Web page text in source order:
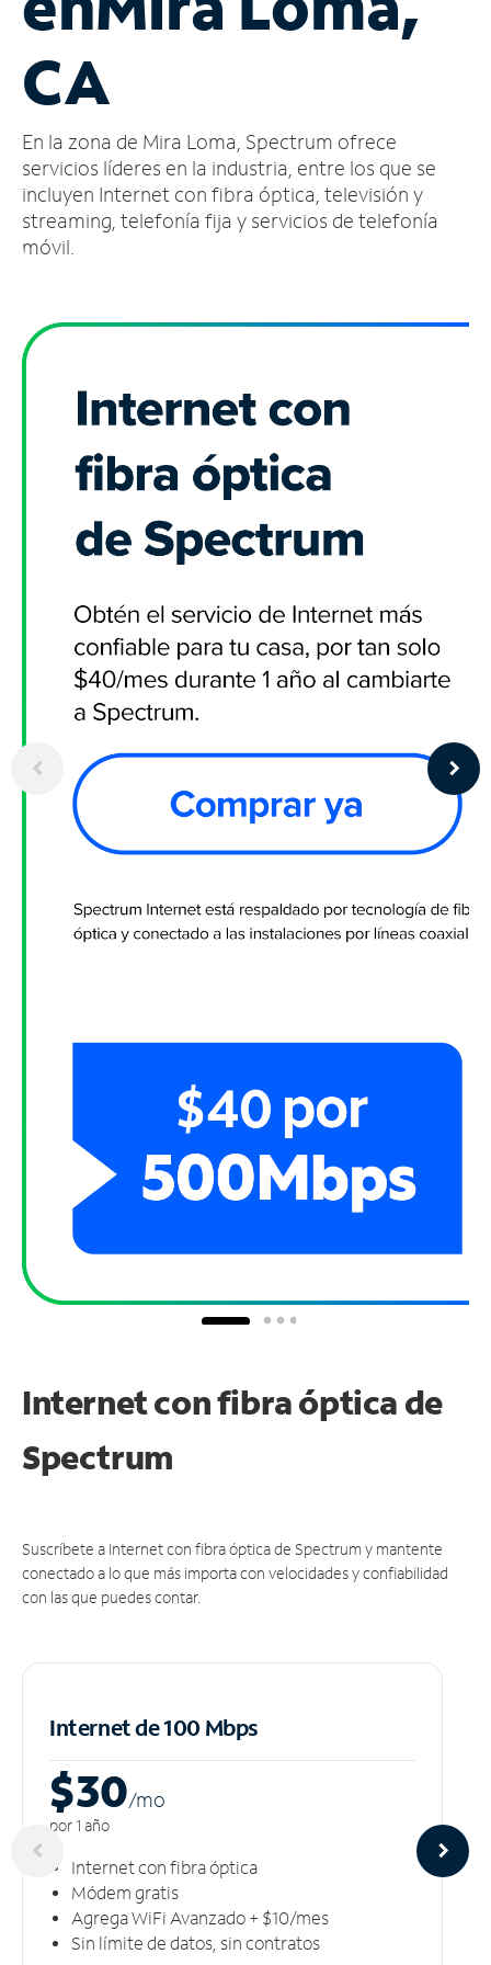
cuenta
Encuentra
tienda
CA
En la zona de Mira Loma, Spectrum ofrece
servicios líderes en la industria, entre los que se
incluyen Internet con fibra óptica, televisión y
streaming, telefonía fija y servicios de telefonía
móvil.
Internet con fibra óptica de
Spectrum
Suscríbete a Internet con fibra óptica de Spectrum y mantente
conectado a lo que más importa con velocidades y confiabilidad
con las que puedes contar.
Internet de 100 Mbps
$30/mo
por 1 año
Internet con fibra óptica
Módem gratis
Agrega WiFi Avanzado + $10/mes
Sin límite de datos, sin contratos